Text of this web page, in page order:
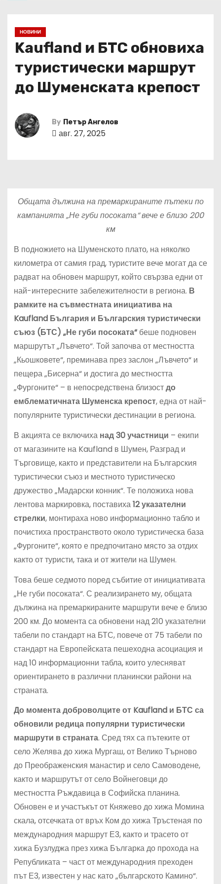
НОВИНИ
Kaufland и БТС обновиха
туристически маршрут
до Шуменската крепост
By Петър Ангелов
авг. 27, 2025
Общата дължина на премаркираните пътеки по
кампанията „Не губи посоката“ вече е близо 200
км
В подножието на Шуменското плато, на няколко
километра от самия град, туристите вече могат да се
радват на обновен маршрут, който свързва едни от
най-интересните забележителности в региона. В
рамките на съвместната инициатива на
Kaufland България и Българския туристически
съюз (БТС) „Не губи посоката“беше подновен
маршрутът „Лъвчето“. Той започва от местността
„Кьошковете“, преминава през заслон „Лъвчето“ и
пещера „Бисерна“ и достига до местността
„Фургоните“ – в непосредствена близостдо
емблематичната Шуменска крепост, една от най-
популярните туристически дестинации в региона.
В акцията се включиха над 30 участници – екипи
от магазините на Kaufland в Шумен, Разград и
Търговище, както и представители на Българския
туристически съюз и местното туристическо
дружество „Мадарски конник“. Те положиха нова
лентова маркировка, поставиха12 указателни
стрелки, монтираха ново информационно табло и
почистиха пространството около туристическа база
„Фургоните“, която е предпочитано място за отдих
както от туристи, така и от жители на Шумен.
Това беше седмото поред събитие от инициативата
„Не губи посоката“. С реализирането му, общата
дължина на премаркираните маршрути вече е близо
200 км. До момента са обновени над 210 указателни
табели по стандарт на БТС, повече от 75 табели по
стандарт на Европейската пешеходна асоциация и
над 10 информационни табла, които улесняват
ориентирането в различни планински райони на
страната.
До момента доброволците от Kaufland и БТС са
обновили редица популярни туристически
маршрути в страната. Сред тях са пътеките от
село Желява до хижа Мургаш, от Велико Търново
до Преображенския манастир и село Самоводене,
както и маршрутът от село Войнеговци до
местността Ръждавица в Софийска планина.
Обновен е и участъкът от Княжево до хижа Момина
скала, отсечката от връх Ком до хижа Тръстеная по
международния маршрут Е3, както и трасето от
хижа Бузлуджа през хижа Българка до прохода на
Републиката – част от международния преходен
път Е3, известен у нас като „българското Камино“.